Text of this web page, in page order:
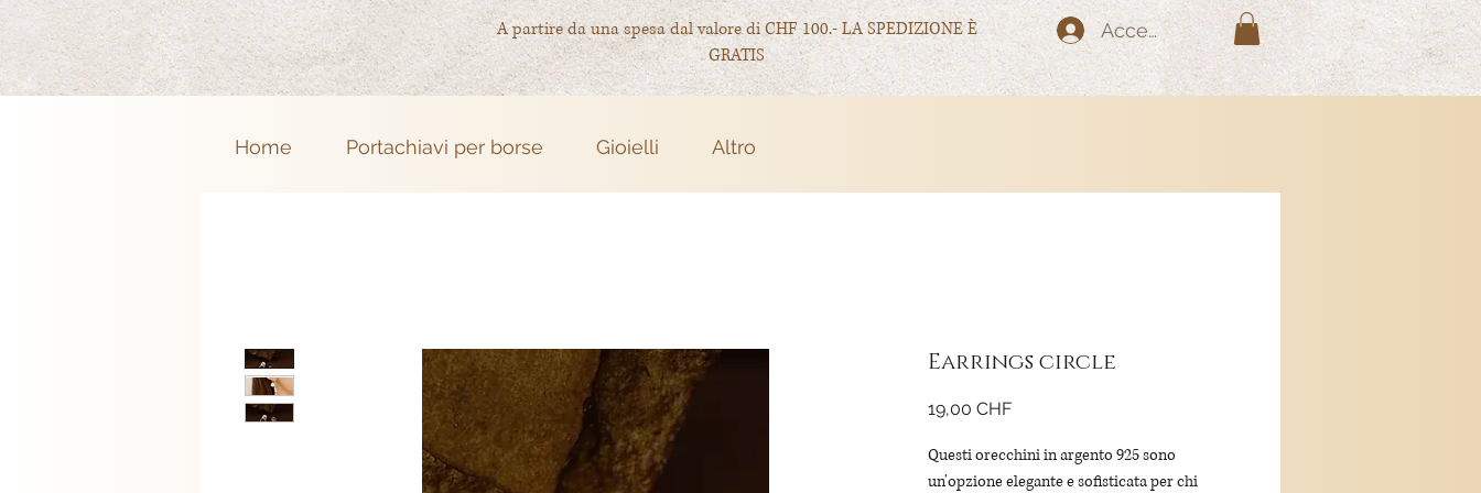
A partire da una spesa dal valore di CHF 100.- LA SPEDIZIONE È
GRATIS
Accedi
Home Portachiavi per borse Gioielli Altro
Earrings circle
19,00 CHFPrezzo
Questi orecchini in argento 925 sono
un'opzione elegante e sofisticata per chi